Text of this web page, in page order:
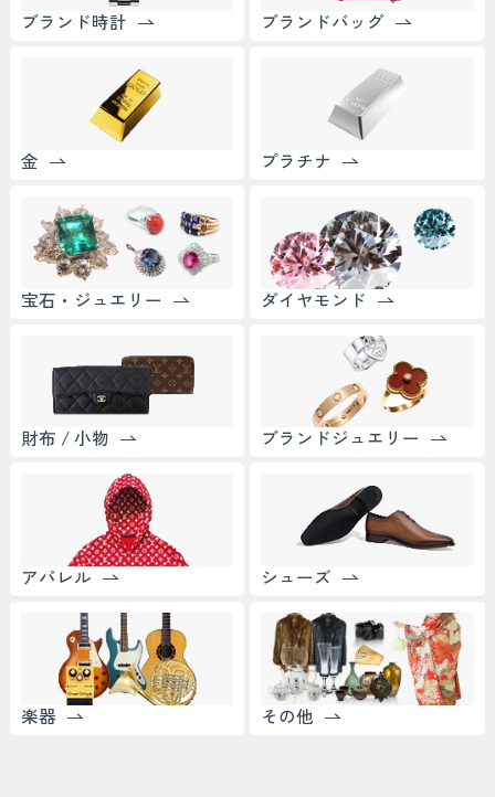
ブランド時計 ブランドバッグ
金 プラチナ
宝石・ジュエリー ダイヤモンド
財布 / 小物 ブランドジュエリー
アパレル シューズ
楽器 その他